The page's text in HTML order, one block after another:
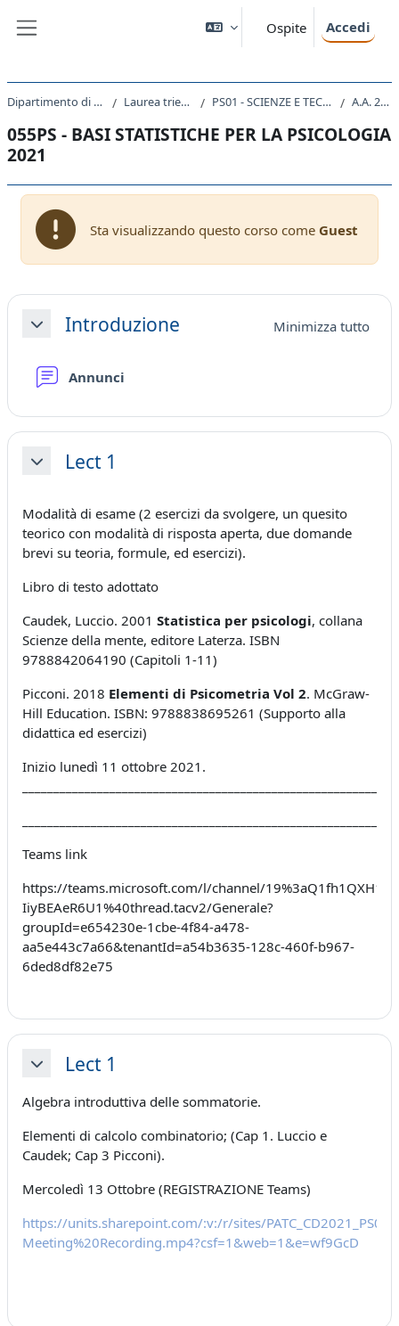
Ospite Accedi
Dipartimento di Scienze della Vita Laurea triennale (DM270) PS01 - SCIENZE E TECNICHE PSICOLOGICHE A.A. 2021 - 2022
055PS - BASI STATISTICHE PER LA PSICOLOGIA
2021
Sta visualizzando questo corso come Guest
Schema della sezione
MinimizzaIntroduzione Minimizza tutto
Annunci
MinimizzaLect 1
Modalità di esame (2 esercizi da svolgere, un quesito
teorico con modalità di risposta aperta, due domande
brevi su teoria, formule, ed esercizi).
Libro di testo adottato
Caudek, Luccio. 2001 Statistica per psicologi, collana
Scienze della mente, editore Laterza. ISBN
9788842064190 (Capitoli 1-11)
Picconi. 2018 Elementi di Psicometria Vol 2. McGraw-
Hill Education. ISBN: 9788838695261 (Supporto alla
didattica ed esercizi)
Inizio lunedì 11 ottobre 2021.
Teams link
https://teams.microsoft.com/l/channel/
IiyBEAeR6U1%40thread.tacv2/Generale?
groupId=e654230e-1cbe-4f84-a478-
aa5e443c7a66&tenantId=a54b3635-128c-460f-b967-
6ded8df82e75
MinimizzaLect 1
Algebra introduttiva delle sommatorie.
Elementi di calcolo combinatorio; (Cap 1. Luccio e
Caudek; Cap 3 Picconi).
Mercoledì 13 Ottobre (REGISTRAZIONE Teams)
https://units.sharepoint.com/:v:/r/sites/
Meeting%20Recording.mp4?csf=1&web=1&e=wf9GcD